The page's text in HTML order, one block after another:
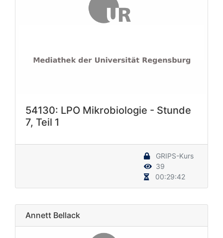
54130: LPO Mikrobiologie - Stunde
7, Teil 1
GRIPS-Kurs
39
00:29:42
Annett Bellack